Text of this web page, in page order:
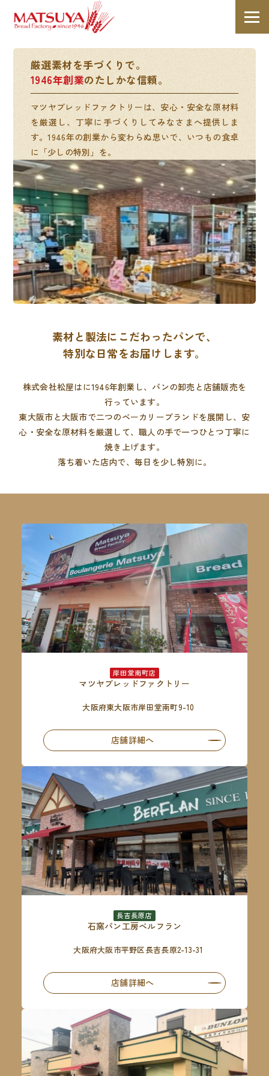
厳選素材を手づくりで。
1946年創業のたしかな信頼。
マツヤブレッドファクトリーは、安心・安全な原材料
を厳選し、丁寧に手づくりしてみなさまへ提供しま
す。1946年の創業から変わらぬ思いで、いつもの食卓
に「少しの特別」を。
素材と製法にこだわったパンで、
特別な日常をお届けします。
株式会社松屋はに1946年創業し、パンの卸売と店舗販売を
行っています。
東大阪市と大阪市で二つのベーカリーブランドを展開し、 安
心・安全な原材料を厳選して、職人の手で一つひとつ丁寧に
焼き上げます。
落ち着いた店内で、毎日を少し特別に。
岸田堂南町店
マツヤブレッドファクトリー
大阪府東大阪市岸田堂南町9-10
店舗詳細へ
長吉長原店
石窯パン工房ベルフラン
大阪府大阪市平野区長吉長原2-13-31
店舗詳細へ